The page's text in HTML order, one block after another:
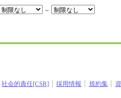
～
社会的責任[CSR] 採用情報 規約集